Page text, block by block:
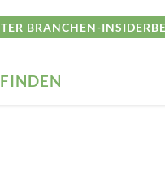
BRANCHEN-